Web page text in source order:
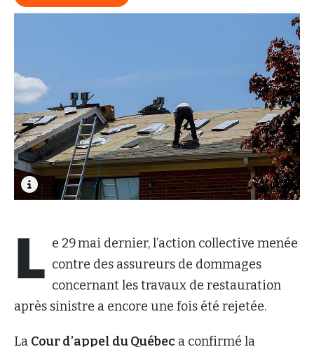
L e 29 mai dernier, l’action collective menée
contre des assureurs de dommages
concernant les travaux de restauration
après sinistre a encore une fois été rejetée.
La Cour d’appel du Québec a confirmé la